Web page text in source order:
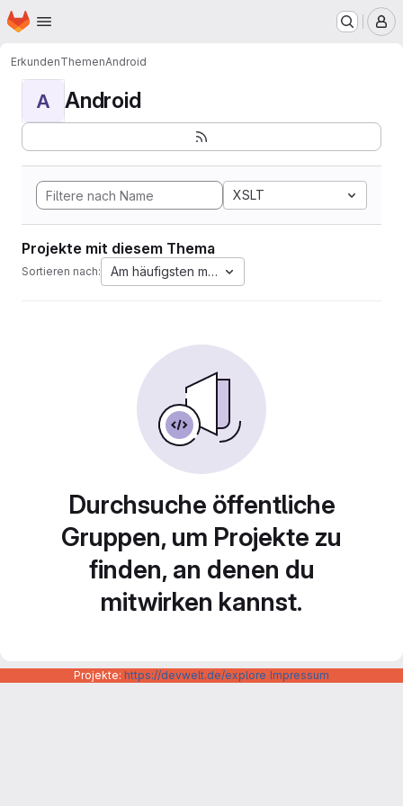
Zum Hauptinhalt springen
Startseite
ErkundenThemenAndroid
A Android
XSLT
Projekte mit diesem Thema
Sortieren nach: Am häufigsten markiert
Durchsuche öffentliche
Gruppen, um Projekte zu
finden, an denen du
mitwirken kannst.
Projekte: https://devwelt.de/explore Impressum